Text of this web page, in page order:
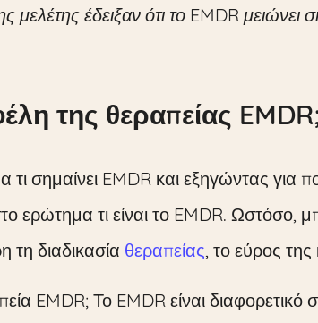
μελέτης έδειξαν ότι το EMDR μειώνει
της θεραπείας
σημαίνει EMDR και εξηγώντας για
ερώτημα τι είναι το EMDR. Ωστόσο,
τη διαδικασία θεραπείας, το εύρος
EMDR; Το EMDR είναι διαφορετικό